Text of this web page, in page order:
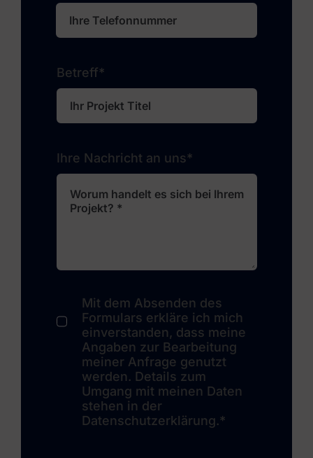
Betreff*
Ihre Nachricht an uns*
Mit dem Absenden des
Formulars erkläre ich mich
einverstanden, dass meine
Angaben zur Bearbeitung
meiner Anfrage genutzt
werden. Details zum
Umgang mit meinen Daten
stehen in der
Datenschutzerklärung.*